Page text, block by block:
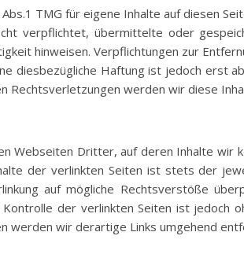
TMG für eigene Inhalte auf diesen
verpflichtet, übermittelte oder
hinweisen. Verpflichtungen zur
diesbezügliche Haftung ist jedoch erst
Rechtsverletzungen werden wir diese
Webseiten Dritter, auf deren Inhalte wir
der verlinkten Seiten ist stets der
auf mögliche Rechtsverstöße
der verlinkten Seiten ist jedoch
werden wir derartige Links umgehend